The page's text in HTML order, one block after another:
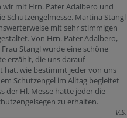
wir mit Hrn. Pater Adalbero und
Schutzengelmesse. Martina Stangl
mit sehr stimmigen
Von Hrn. Pater Adalbero,
Stangl wurde eine schöne
erzählt, die uns darauf
hat, wie bestimmt jeder von uns
Schutzengel im Alltag begleitet
der Hl. Messe hatte jeder die
zu erhalten.
V.S.